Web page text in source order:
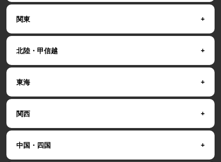
関東
北陸・甲信越
東海
関西
中国・四国